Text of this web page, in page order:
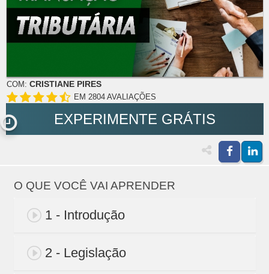
COM: CRISTIANE PIRES
EM 2804 AVALIAÇÕES
EXPERIMENTE GRÁTIS
O QUE VOCÊ VAI APRENDER
1 - Introdução
2 - Legislação